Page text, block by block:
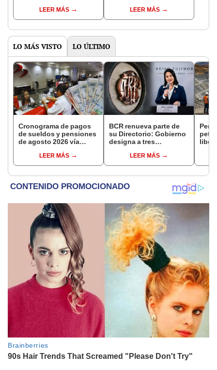
distritos de LIMA
NORTE
LEER MÁS
pensiones estás
LEER MÁS
LO MÁS VISTO LO ÚLTIMO
Cronograma de pagos
de sueldos y pensiones
de agosto 2026 vía
conoce las fechas de
depósito
LEER MÁS
BCR renueva parte de
su Directorio: Gobierno
designa a tres
EjecutivoLEER MÁS
Perú